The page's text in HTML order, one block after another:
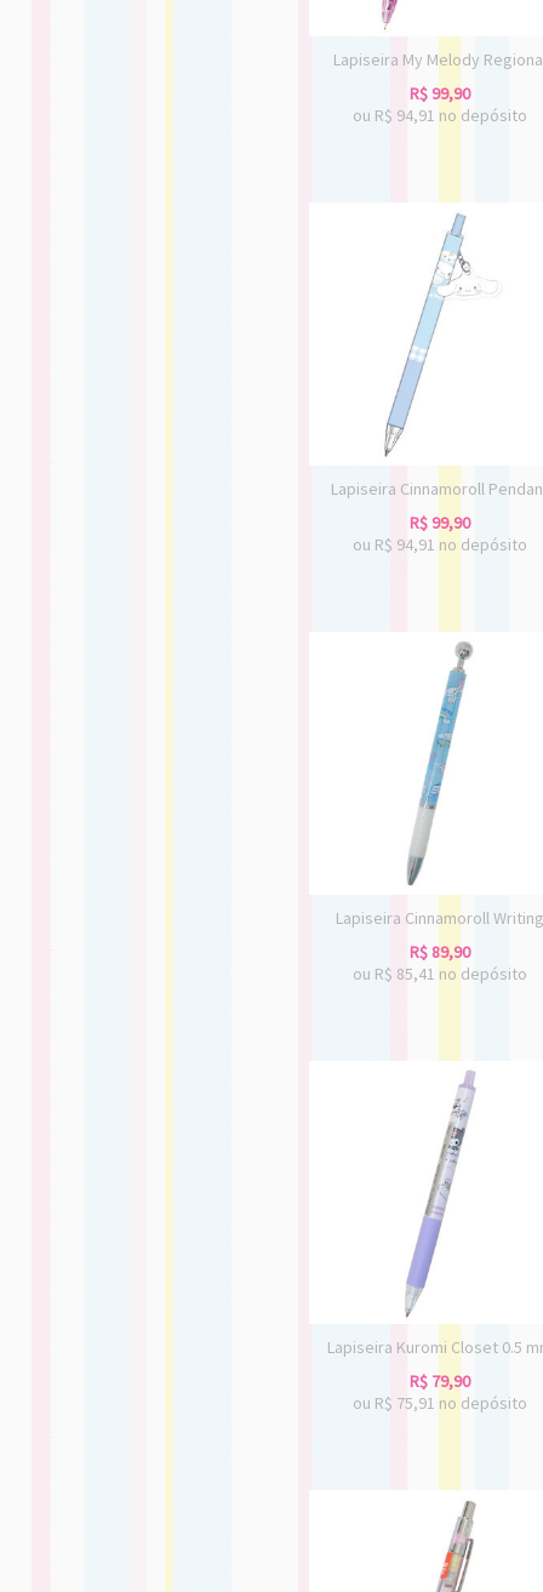
Lapiseira My Melody
R$ 99,90
ou R$ 94,91 no depósito
Lapiseira Cinnamoroll
R$ 99,90
ou R$ 94,91 no depósito
Lapiseira Cinnamoroll Writing
R$ 89,90
ou R$ 85,41 no depósito
Lapiseira Kuromi Closet 0.5
R$ 79,90
ou R$ 75,91 no depósito